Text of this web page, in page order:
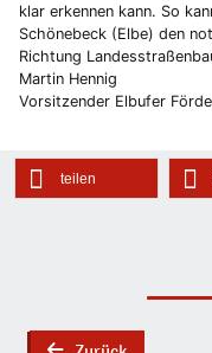
klar erkennen kann. So
Schönebeck (Elbe) den
Richtung
Martin Hennig
Vorsitzender Elbufer
teilen